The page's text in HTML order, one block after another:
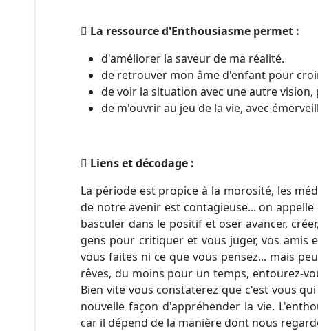
La ressource d'Enthousiasme permet :
d'améliorer la saveur de ma réalité.
de retrouver mon âme d'enfant pour
de voir la situation avec une autre vision,
de m'ouvrir au jeu de la vie, avec
Liens et décodage :
La période est propice à la morosité, les
de notre avenir est contagieuse... on
basculer dans le positif et oser avancer,
gens pour critiquer et vous juger, vos amis
vous faites ni ce que vous pensez... mais
rêves, du moins pour un temps, entourez-
Bien vite vous constaterez que c'est vous
nouvelle façon d'appréhender la vie.
car il dépend de la manière dont nous